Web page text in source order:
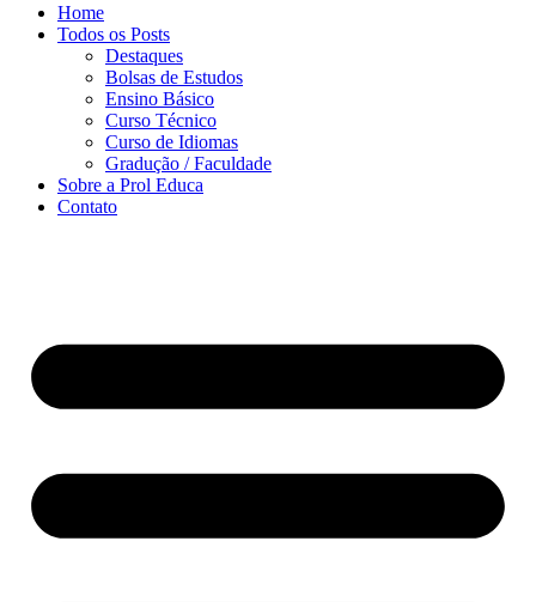
Home
Todos os Posts
Destaques
Bolsas de Estudos
Ensino Básico
Curso Técnico
Curso de Idiomas
Gradução / Faculdade
Sobre a Prol Educa
Contato